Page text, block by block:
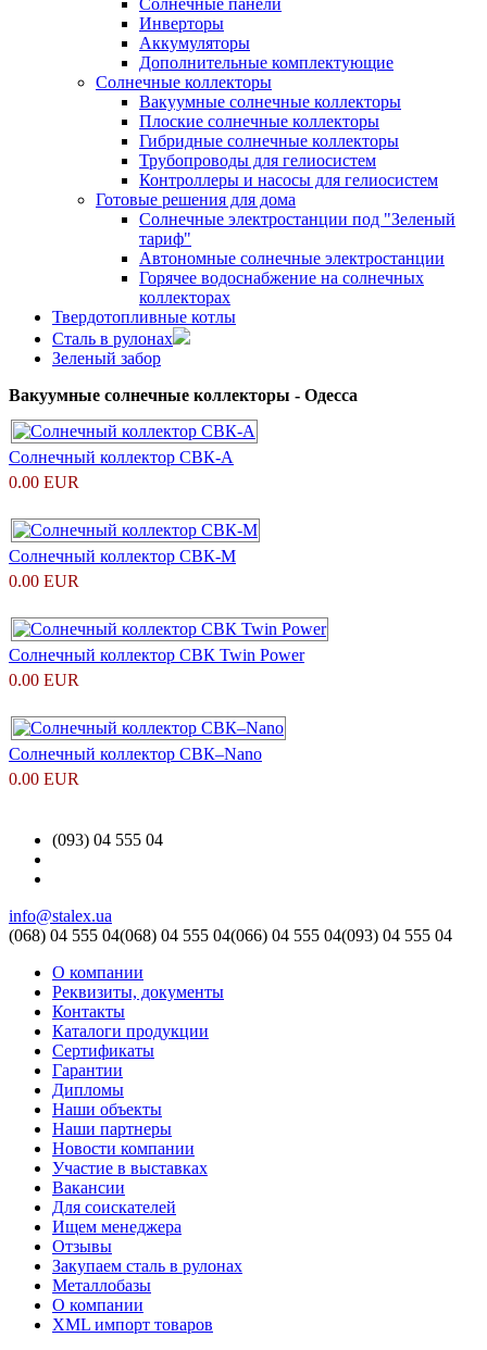
Солнечные панели
Инверторы
Аккумуляторы
Дополнительные комплектующие
Солнечные коллекторы
Вакуумные солнечные коллекторы
Плоские солнечные коллекторы
Гибридные солнечные коллекторы
Трубопроводы для гелиосистем
Контроллеры и насосы для гелиосистем
Готовые решения для дома
Солнечные электростанции под "Зеленый
тариф"
Автономные солнечные электростанции
Горячее водоснабжение на солнечных
коллекторах
Твердотопливные котлы
Сталь в рулонах
Зеленый забор
Вакуумные солнечные коллекторы - Одесса
Солнечный коллектор СВК-А
0.00 EUR
Солнечный коллектор СВК-М
0.00 EUR
Солнечный коллектор CВК Twin Power
0.00 EUR
Солнечный коллектор СВК–Nano
0.00 EUR
(093) 04 555 04
info@stalex.ua
(068) 04 555 04(068) 04 555 04(066) 04 555 04(093) 04 555 04
О компании
Реквизиты, документы
Контакты
Каталоги продукции
Сертификаты
Гарантии
Дипломы
Наши объекты
Наши партнеры
Новости компании
Участие в выставках
Вакансии
Для соискателей
Ищем менеджера
Отзывы
Закупаем сталь в рулонах
Металлобазы
О компании
XML импорт товаров